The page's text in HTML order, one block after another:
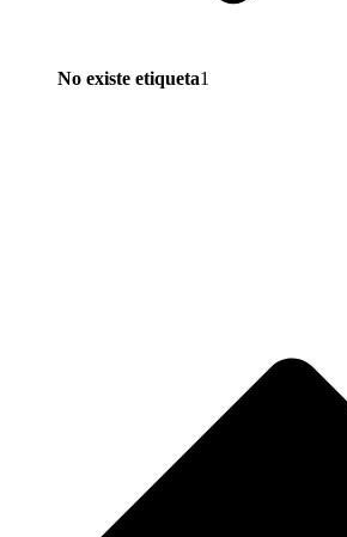
No existe etiqueta1